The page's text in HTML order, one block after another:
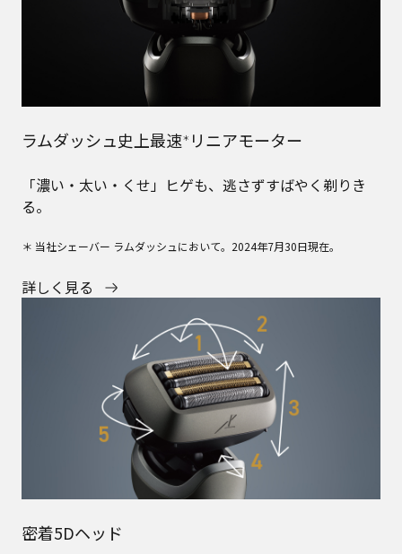
ラムダッシュ史上最速＊ リニアモーター
「濃い・太い・くせ」ヒゲも、逃さずすばやく剃りき
る。
＊ 当社シェーバー ラムダッシュにおいて。2024年7月30日現在。
詳しく見る
密着5Dヘッド